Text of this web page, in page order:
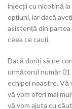
injecții cu nicotină
opțiuni, iar dacă
asistență din
ceea ce cauți.
Dacă doriți să ne
următorul număr 01
echipei noastre. Vă
vă vom oferi mai
vă vom ajuta cu